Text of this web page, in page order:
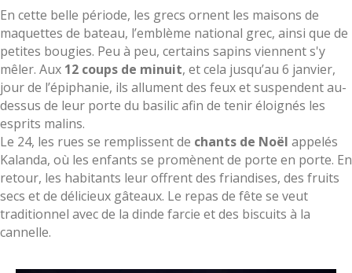
En cette belle période, les grecs ornent les maisons de
maquettes de bateau, l’emblème national grec, ainsi que de
petites bougies. Peu à peu, certains sapins viennent s'y
mêler. Aux 12 coups de minuit, et cela jusqu’au 6 janvier,
jour de l’épiphanie, ils allument des feux et suspendent au-
dessus de leur porte du basilic afin de tenir éloignés les
esprits malins.
Le 24, les rues se remplissent de chants de Noël appelés
Kalanda, où les enfants se promènent de porte en porte. En
retour, les habitants leur offrent des friandises, des fruits
secs et de délicieux gâteaux. Le repas de fête se veut
traditionnel avec de la dinde farcie et des biscuits à la
cannelle.